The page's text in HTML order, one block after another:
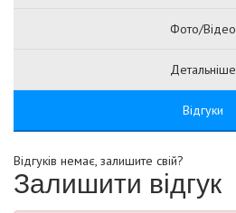
Фото/Відео
Детальніше
Відгуки
Відгуків немає, залишите свій?
Залишити відгук